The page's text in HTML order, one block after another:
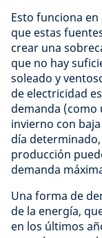
Esto funciona
que estas
crear una
que no hay
soleado y
de electricidad
demanda (como
invierno con
día
producción
demanda
Una forma de
de la energía,
en los últimos